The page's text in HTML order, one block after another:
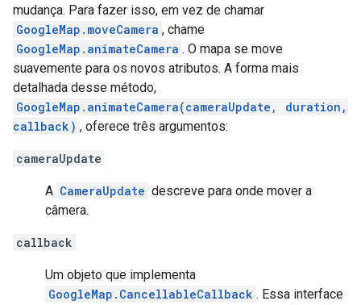
mudança. Para fazer isso, em vez de chamar
GoogleMap.moveCamera , chame
GoogleMap.animateCamera . O mapa se move
suavemente para os novos atributos. A forma mais
detalhada desse método,
GoogleMap.animateCamera(cameraUpdate, duration,
callback) , oferece três argumentos:
cameraUpdate
A CameraUpdate descreve para onde mover a
câmera.
callback
Um objeto que implementa
GoogleMap.CancellableCallback . Essa interface